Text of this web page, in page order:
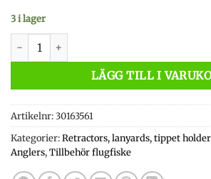
3 i lager
SA Fly Line Dressing mängd
LÄGG TILL I
Artikelnr:30163561
Kategorier:Retractors, lanyards, tippet
Anglers,Tillbehör flugfiske